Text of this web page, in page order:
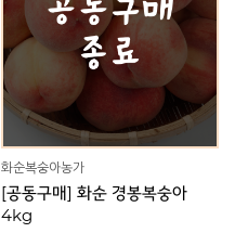
화순복숭아농가
[공동구매] 화순 경봉복숭아
4kg